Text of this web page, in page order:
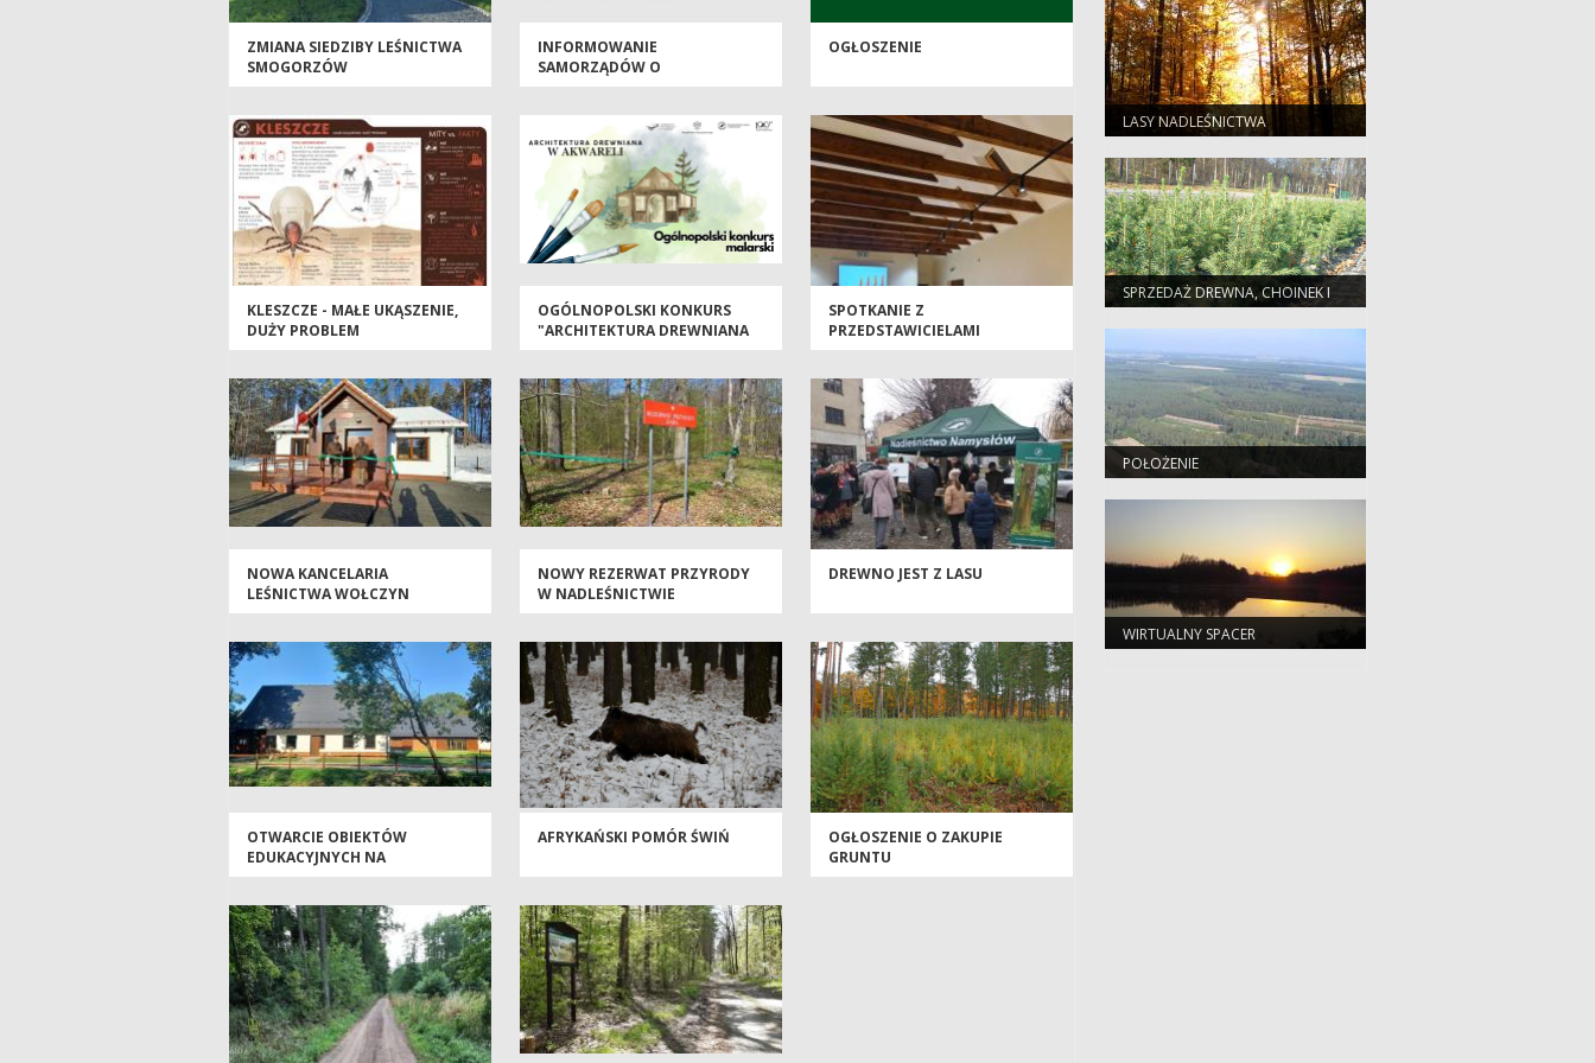
ZMIANA SIEDZIBY LEŚNICTWA
SMOGORZÓW
INFORMOWANIE
SAMORZĄDÓW O
DZIAŁALNOŚCI NADLEŚNICTW
OGŁOSZENIE
KLESZCZE - MAŁE UKĄSZENIE,
DUŻY PROBLEM
OGÓLNOPOLSKI KONKURS
"ARCHITEKTURA DREWNIANA
W AKWARELI"
SPOTKANIE Z
PRZEDSTAWICIELAMI
SAMORZĄDU
NOWA KANCELARIA
LEŚNICTWA WOŁCZYN
NOWY REZERWAT PRZYRODY
W NADLEŚNICTWIE
NAMYSŁÓW
DREWNO JEST Z LASU
OTWARCIE OBIEKTÓW
EDUKACYJNYCH NA
MŁYŃSKICH STAWACH
AFRYKAŃSKI POMÓR ŚWIŃ
OGŁOSZENIE O ZAKUPIE
GRUNTU
LASY NADLEŚNICTWA
SPRZEDAŻ DREWNA, CHOINEK I
SADZONEK
POŁOŻENIE
WIRTUALNY SPACER